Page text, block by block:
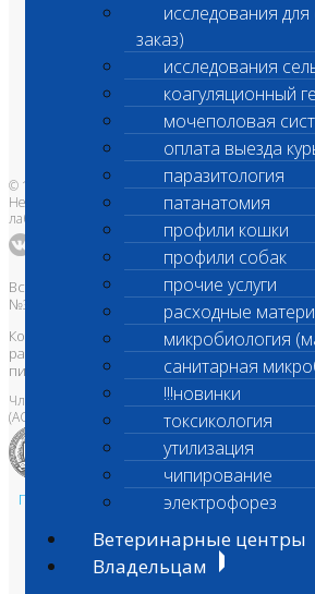
исследования
заказ)
исследования
коагуляционный
мочеполовая
оплата выезда
паразитология
патанатомия
профили кошки
профили собак
прочие услуги
расходные
микробиология
санитарная
!!!новинки
токсикология
утилизация
чипирование
электрофорез
Ветеринарные центры
Владельцам
О лаборатории
Анализы и цены
Ветеринарные центры
Владельцам
Врачам и клиникам
Бланки лаборатории
Банк донорской крови
Адреса лабораторий
© 1996-2026
Независимая ветеринарная
лаборатория Шанс Био
Все права защищены и охраняются законом.
№395740 от 2008 г. ООО "ШАНС БИО"
Копирование, тиражирование, а также
размещенных на сайтеwww.vetlab.ru
письменного разрешения Правообладателя
Член Национальной ветеринарной палаты
(АСРО НВП)
Политика в области персональных данных
Техническая поддержка